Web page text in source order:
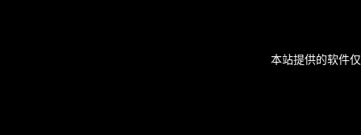
本站提供的软件